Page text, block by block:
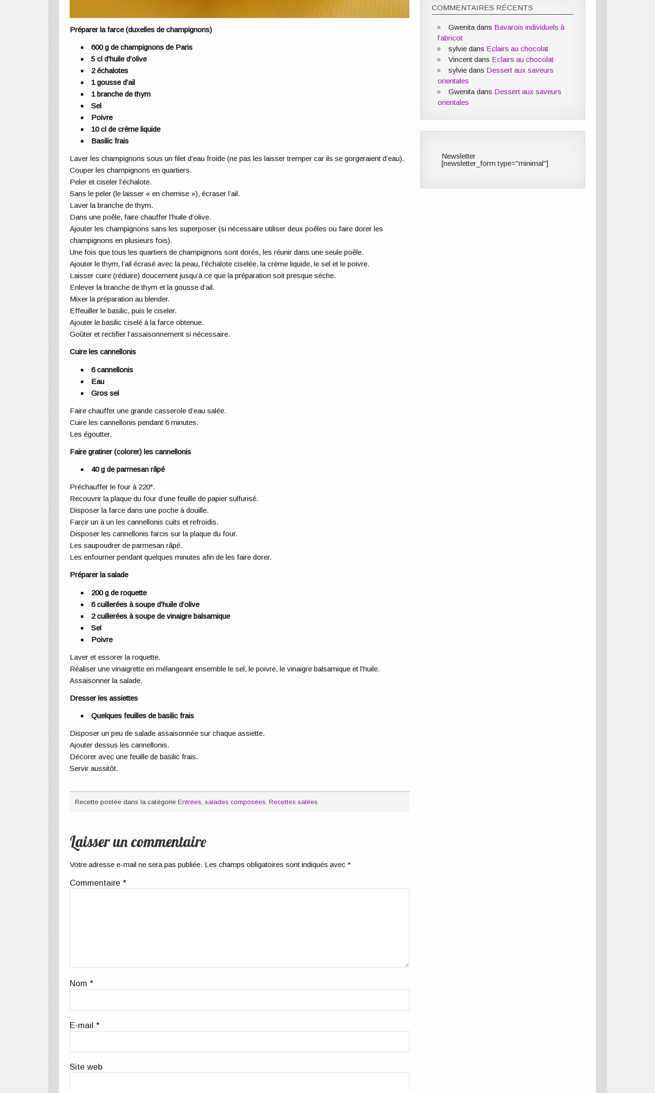
Préparer la farce (duxelles de champignons)
600 g de champignons de Paris
5 cl d’huile d’olive
2 échalotes
1 gousse d’ail
1 branche de thym
Sel
Poivre
10 cl de crème liquide
Basilic frais
Laver les champignons sous un filet d’eau froide (ne pas les laisser tremper car ils se gorgeraient d’eau).
Couper les champignons en quartiers.
Peler et ciseler l’échalote.
Sans le peler (le laisser « en chemise »), écraser l’ail.
Laver la branche de thym.
Dans une poêle, faire chauffer l’huile d’olive.
Ajouter les champignons sans les superposer (si nécessaire utiliser deux poêles ou faire dorer les
champignons en plusieurs fois).
Une fois que tous les quartiers de champignons sont dorés, les réunir dans une seule poêle.
Ajouter le thym, l’ail écrasé avec la peau, l’échalote ciselée, la crème liquide, le sel et le poivre.
Laisser cuire (réduire) doucement jusqu’à ce que la préparation soit presque sèche.
Enlever la branche de thym et la gousse d’ail.
Mixer la préparation au blender.
Effeuiller le basilic, puis le ciseler.
Ajouter le basilic ciselé à la farce obtenue.
Goûter et rectifier l’assaisonnement si nécessaire.
Cuire les cannellonis
6 cannellonis
Eau
Gros sel
Faire chauffer une grande casserole d’eau salée.
Cuire les cannellonis pendant 6 minutes.
Les égoutter.
Faire gratiner (colorer) les cannellonis
40 g de parmesan râpé
Préchauffer le four à 220°.
Recouvrir la plaque du four d’une feuille de papier sulfurisé.
Disposer la farce dans une poche à douille.
Farcir un à un les cannellonis cuits et refroidis.
Disposer les cannellonis farcis sur la plaque du four.
Les saupoudrer de parmesan râpé.
Les enfourner pendant quelques minutes afin de les faire dorer.
Préparer la salade
200 g de roquette
6 cuillerées à soupe d’huile d’olive
2 cuillerées à soupe de vinaigre balsamique
Sel
Poivre
Laver et essorer la roquette.
Réaliser une vinaigrette en mélangeant ensemble le sel, le poivre, le vinaigre balsamique et l’huile.
Assaisonner la salade.
Dresser les assiettes
Quelques feuilles de basilic frais
Disposer un peu de salade assaisonnée sur chaque assiette.
Ajouter dessus les cannellonis.
Décorer avec une feuille de basilic frais.
Servir aussitôt.
Recette postée dans la catégorie Entrées, salades composées, Recettes salées
Laisser un commentaire
Votre adresse e-mail ne sera pas publiée. Les champs obligatoires sont indiqués avec*
Commentaire*
Nom*
E-mail*
Site web
COMMENTAIRES RÉCENTS
Gwenitadans Bavarois individuels à
l’abricot
sylviedans Eclairs au chocolat
Vincentdans Eclairs au chocolat
sylviedans Dessert aux saveurs
orientales
Gwenitadans Dessert aux saveurs
orientales
Newsletter
[newsletter_form type="minimal"]